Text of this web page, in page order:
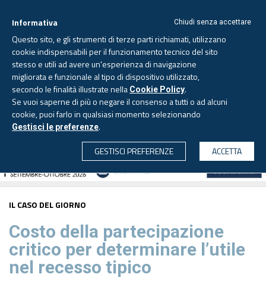
CERCA
Venerdì, 7 agosto 2026 - Aggiornato alle 6.00
IL CASO DEL GIORNO
Costo della partecipazione
critico per determinare l’utile
nel recesso tipico
Chiudi senza accettare
Informativa
Questo sito, e gli strumenti di terze parti richiamati, utilizzano
cookie indispensabili per il funzionamento tecnico del sito
stesso e utili ad avere un'esperienza di navigazione
migliorata e funzionale al tipo di dispositivo utilizzato,
secondo le finalità illustrate nella Cookie Policy.
Se vuoi saperne di più o negare il consenso a tutti o ad alcuni
cookie, puoi farlo in qualsiasi momento selezionando
Gestisci le preferenze.
GESTISCI PREFERENZE
ACCETTA